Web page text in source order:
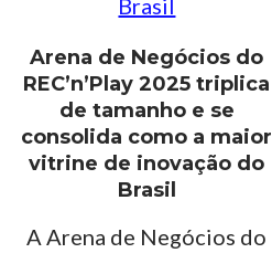
Arena de Negócios do
REC’n’Play 2025 triplica
de tamanho e se
consolida como a maior
vitrine de inovação do
Brasil
A Arena de Negócios do